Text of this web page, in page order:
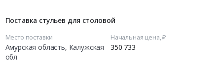
Поставка стульев для столовой
Место поставки
Амурская область, Калужская
обл
Начальная цена, ₽
350 733